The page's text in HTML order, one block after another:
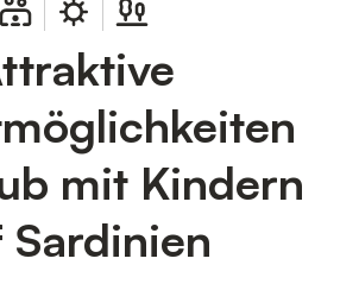
mit Kindern
Sardinien